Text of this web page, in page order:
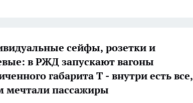
сейфы, розетки и
в РЖД запускают вагоны
габарита Т - внутри есть все,
мечтали пассажиры